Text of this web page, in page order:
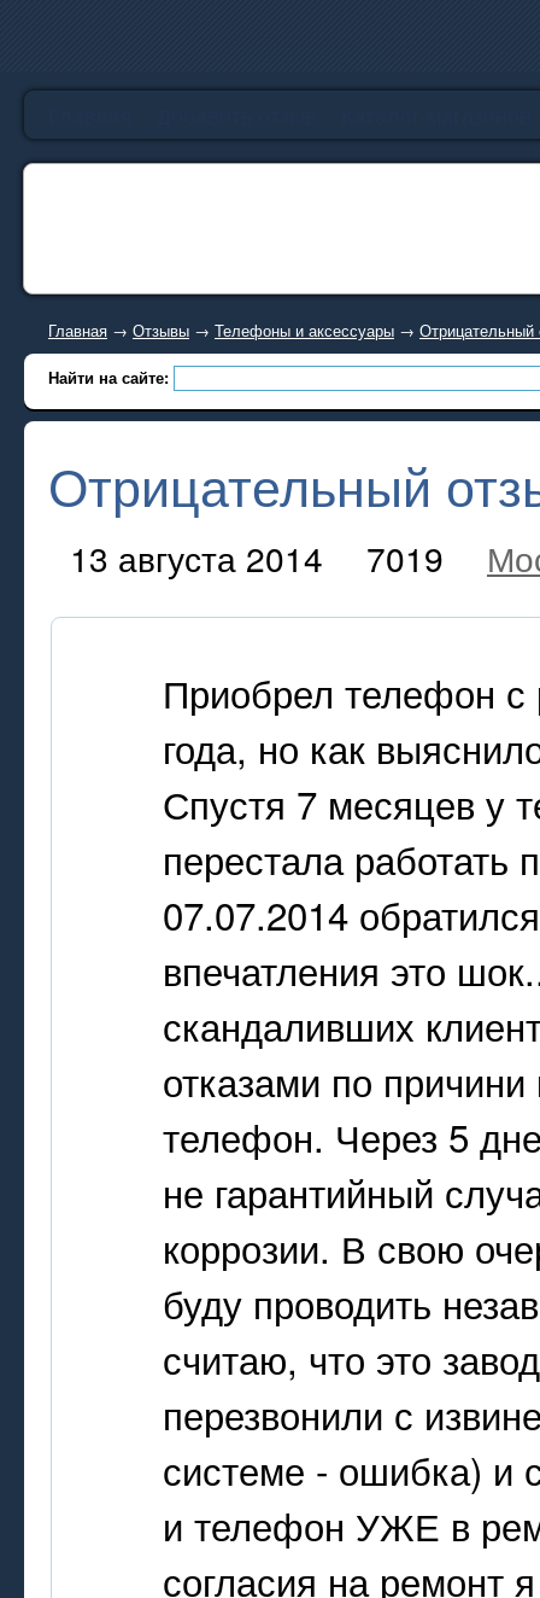
Главная → Отзывы → Телефоны и аксессуары → Отрицательный
Найти на сайте:
Отрицательный
13 августа 2014 7019
Приобрел телефон с
года, но как
Спустя 7 месяцев у
перестала работать
07.07.2014
впечатления это
скандаливших
отказами по
телефон. Через 5
не гарантийный
коррозии. В свою
буду проводить
считаю, что это
перезвонили с
системе - ошибка) и
и телефон УЖЕ в
согласия на ремонт